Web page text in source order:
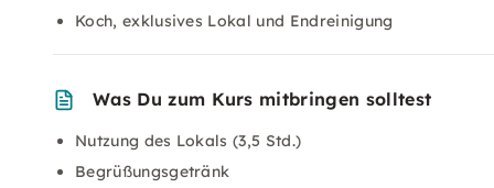
Koch, exklusives Lokal und Endreinigung
Was Du zum Kurs mitbringen solltest
Nutzung des Lokals (3,5 Std.)
Begrüßungsgetränk